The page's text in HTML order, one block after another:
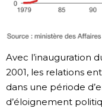
Avec l’inauguration
2001, les relations
dans une période
d’éloignement